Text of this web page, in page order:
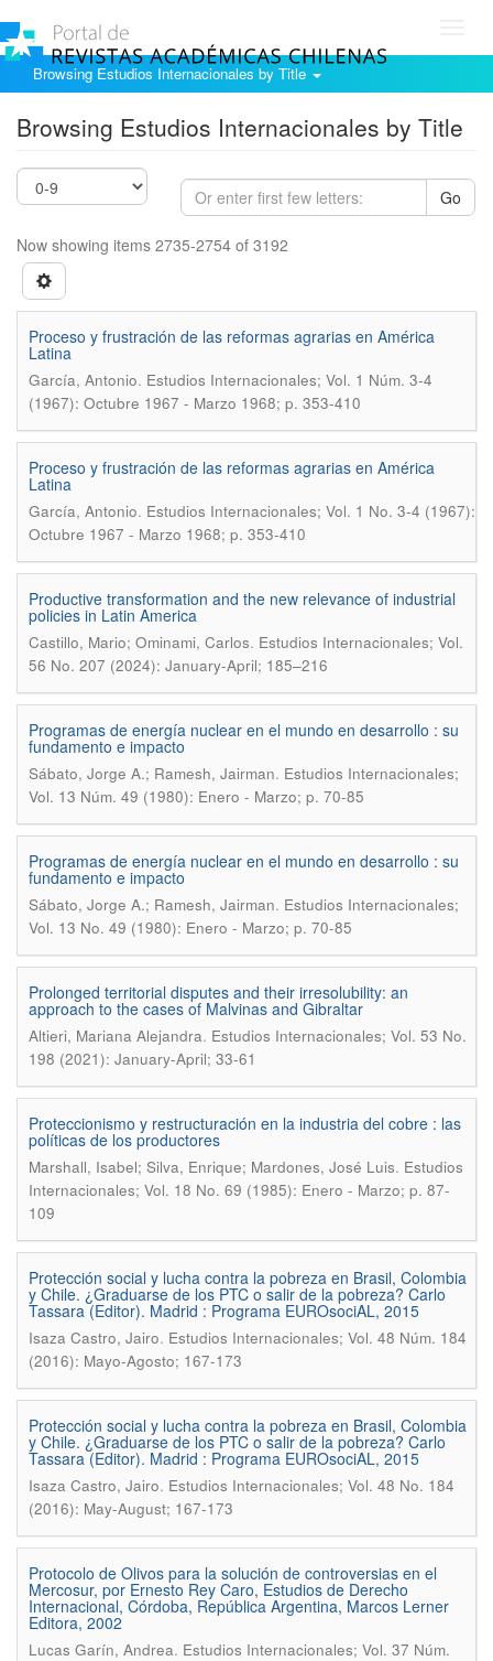
Browsing Estudios Internacionales by Title
Browsing Estudios Internacionales by Title
Go
Now showing items 2735-2754 of 3192
Proceso y frustración de las reformas agrarias en América
Latina
García, Antonio. Estudios Internacionales; Vol. 1 Núm. 3-4
(1967): Octubre 1967 - Marzo 1968; p. 353-410
Proceso y frustración de las reformas agrarias en América
Latina
García, Antonio. Estudios Internacionales; Vol. 1 No. 3-4 (1967):
Octubre 1967 - Marzo 1968; p. 353-410
Productive transformation and the new relevance of industrial
policies in Latin America
Castillo, Mario; Ominami, Carlos. Estudios Internacionales; Vol.
56 No. 207 (2024): January-April; 185–216
Programas de energía nuclear en el mundo en desarrollo : su
fundamento e impacto
Sábato, Jorge A.; Ramesh, Jairman. Estudios Internacionales;
Vol. 13 Núm. 49 (1980): Enero - Marzo; p. 70-85
Programas de energía nuclear en el mundo en desarrollo : su
fundamento e impacto
Sábato, Jorge A.; Ramesh, Jairman. Estudios Internacionales;
Vol. 13 No. 49 (1980): Enero - Marzo; p. 70-85
Prolonged territorial disputes and their irresolubility: an
approach to the cases of Malvinas and Gibraltar
Altieri, Mariana Alejandra. Estudios Internacionales; Vol. 53 No.
198 (2021): January-April; 33-61
Proteccionismo y restructuración en la industria del cobre : las
políticas de los productores
Marshall, Isabel; Silva, Enrique; Mardones, José Luis. Estudios
Internacionales; Vol. 18 No. 69 (1985): Enero - Marzo; p. 87-
109
Protección social y lucha contra la pobreza en Brasil, Colombia
y Chile. ¿Graduarse de los PTC o salir de la pobreza? Carlo
Tassara (Editor). Madrid : Programa EUROsociAL, 2015
Isaza Castro, Jairo. Estudios Internacionales; Vol. 48 Núm. 184
(2016): Mayo-Agosto; 167-173
Protección social y lucha contra la pobreza en Brasil, Colombia
y Chile. ¿Graduarse de los PTC o salir de la pobreza? Carlo
Tassara (Editor). Madrid : Programa EUROsociAL, 2015
Isaza Castro, Jairo. Estudios Internacionales; Vol. 48 No. 184
(2016): May-August; 167-173
Protocolo de Olivos para la solución de controversias en el
Mercosur, por Ernesto Rey Caro, Estudios de Derecho
Internacional, Córdoba, República Argentina, Marcos Lerner
Editora, 2002
Lucas Garín, Andrea. Estudios Internacionales; Vol. 37 Núm.